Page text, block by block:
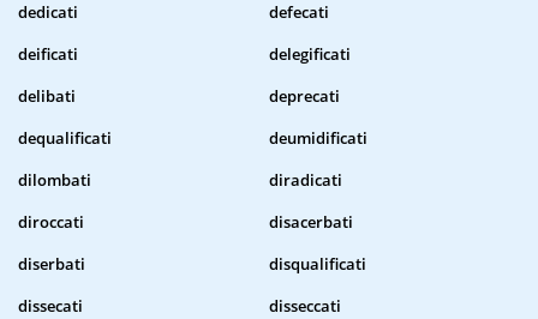
dedicati
defecati
deificati
delegificati
delibati
deprecati
dequalificati
deumidificati
dilombati
diradicati
diroccati
disacerbati
diserbati
disqualificati
dissecati
disseccati